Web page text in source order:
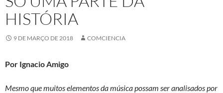
HISTÓRIA
9 DE MARÇO DE 2018 COMCIENCIA
Por Ignacio Amigo
Mesmo que muitos elementos da música possam ser analisados por